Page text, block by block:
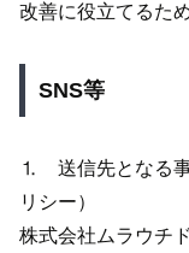
改善に役立てるた
SNS等
⒈ 送信先となる事
リシー）
株式会社ムラウチ